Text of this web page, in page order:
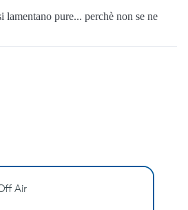
lamentano pure... perchè non se ne